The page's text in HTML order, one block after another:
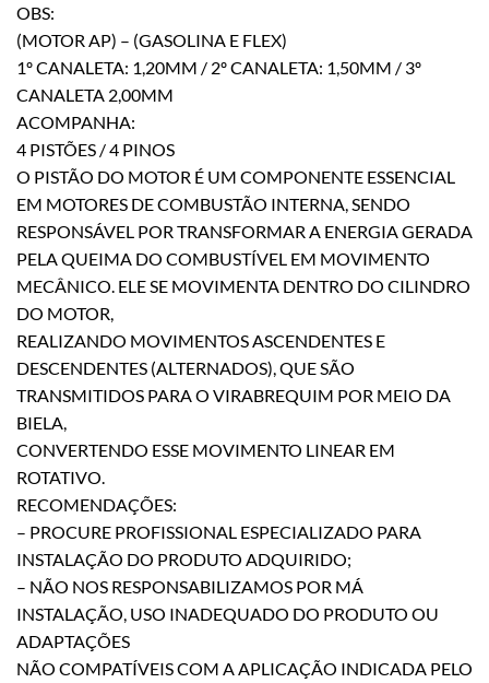
OBS:
(MOTOR AP) – (GASOLINA E FLEX)
1º CANALETA: 1,20MM / 2º CANALETA: 1,50MM / 3º
CANALETA 2,00MM
ACOMPANHA:
4 PISTÕES / 4 PINOS
O PISTÃO DO MOTOR É UM COMPONENTE ESSENCIAL
EM MOTORES DE COMBUSTÃO INTERNA, SENDO
RESPONSÁVEL POR TRANSFORMAR A ENERGIA GERADA
PELA QUEIMA DO COMBUSTÍVEL EM MOVIMENTO
MECÂNICO. ELE SE MOVIMENTA DENTRO DO CILINDRO
DO MOTOR,
REALIZANDO MOVIMENTOS ASCENDENTES E
DESCENDENTES (ALTERNADOS), QUE SÃO
TRANSMITIDOS PARA O VIRABREQUIM POR MEIO DA
BIELA,
CONVERTENDO ESSE MOVIMENTO LINEAR EM
ROTATIVO.
RECOMENDAÇÕES:
– PROCURE PROFISSIONAL ESPECIALIZADO PARA
INSTALAÇÃO DO PRODUTO ADQUIRIDO;
– NÃO NOS RESPONSABILIZAMOS POR MÁ
INSTALAÇÃO, USO INADEQUADO DO PRODUTO OU
ADAPTAÇÕES
NÃO COMPATÍVEIS COM A APLICAÇÃO INDICADA PELO